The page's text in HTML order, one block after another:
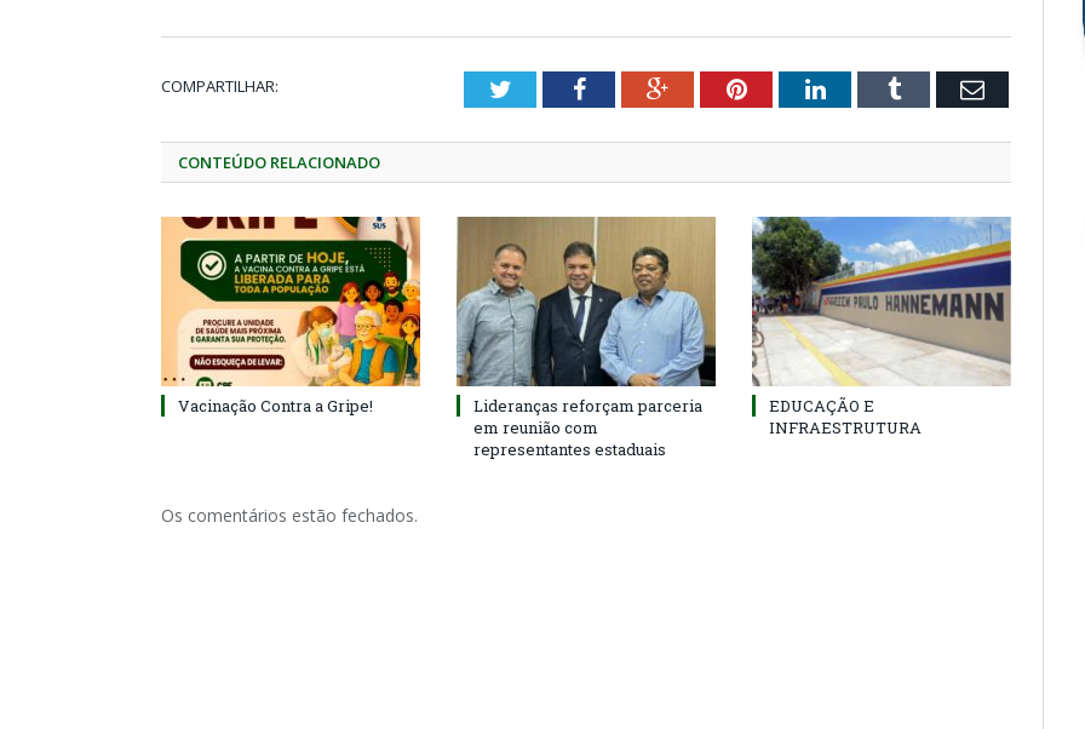
COMPARTILHAR: TwitterFacebookGoogle+PinterestLinkedInTumblr Email
CONTEÚDO RELACIONADO
Vacinação Contra a Gripe!
Lideranças reforçam parceria
em reunião com
representantes estaduais
EDUCAÇÃO E
INFRAESTRUTURA
Os comentários estão fechados.